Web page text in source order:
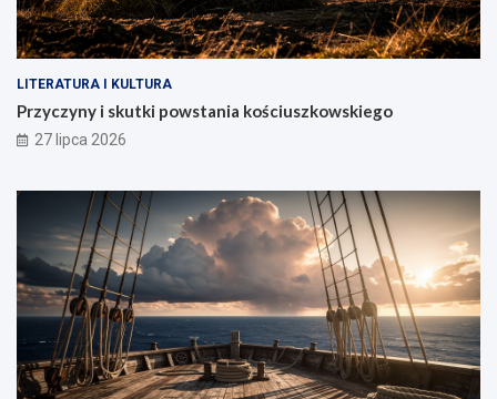
LITERATURA I KULTURA
Przyczyny i skutki powstania kościuszkowskiego
27 lipca 2026